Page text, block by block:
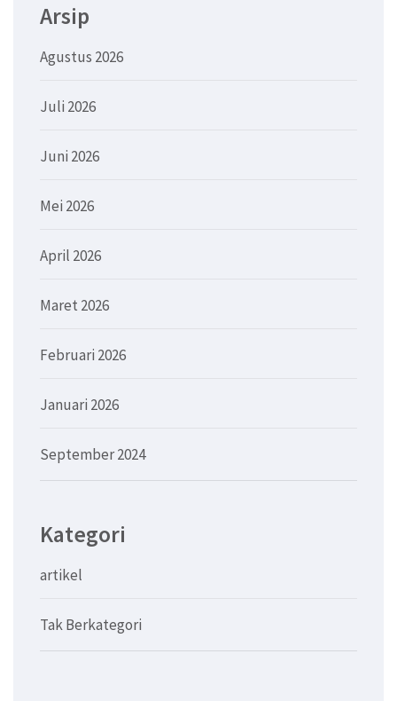
Arsip
Agustus 2026
Juli 2026
Juni 2026
Mei 2026
April 2026
Maret 2026
Februari 2026
Januari 2026
September 2024
Kategori
artikel
Tak Berkategori